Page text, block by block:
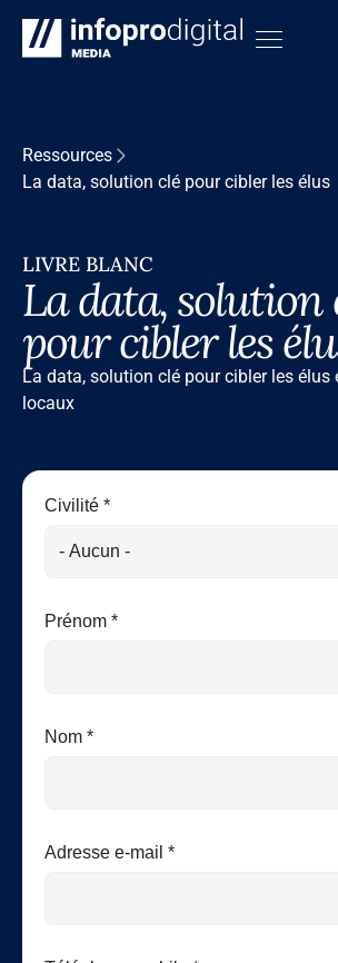
Ressources
La data, solution clé pour cibler les élus
LIVRE BLANC
La data, solution
pour cibler les
La data, solution clé pour cibler les élus
locaux
Civilité *
Prénom *
Nom *
Adresse e-mail *